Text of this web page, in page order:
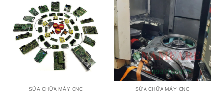
SỬA CHỮA MÁY CNC SỬA CHỮA MÁY CNC